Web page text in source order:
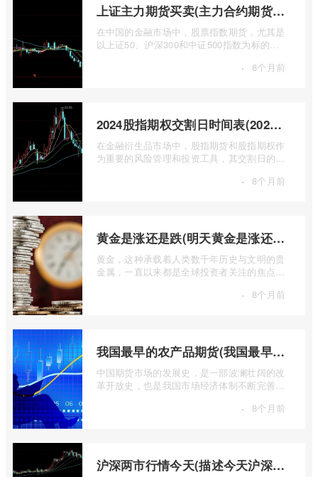
上证主力期货买卖(主力合约期货市场大盘)
在中国的金融市场中，股票指数期货，尤其是
以上证50、沪深300和中证500指数为标的的
· 8个月前
2024股指期权交割日时间表(2024股指期货交割日)
在金融衍生品市场中，股指期货和股指期权作
为重要的风险管理和投资工具，其交割日的设
· 8个月前
黄金是涨还是跌(明天黄金是涨还是跌)
黄金，这种承载着人类数千年历史与文明的贵
金属，一直以来都是全球投资者关注的焦点。
· 8个月前
我国最早的农产品期货(我国最早的农产品期货交易合约的品种是)
中国期货市场的发展史，是一部波澜壮阔的改
革开放史，也是我国市场经济体制不断完善的
· 8个月前
沪深两市行情今天(描述今天沪深两市早盘交易情况)